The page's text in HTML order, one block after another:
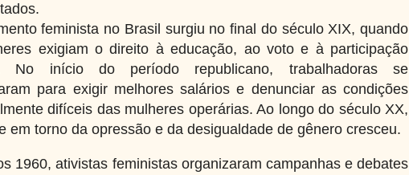
feminista no Brasil surgiu no final do século XIX, quando
exigiam o direito à educação, ao voto e à participação
No início do período republicano, trabalhadoras se
para exigir melhores salários e denunciar as condições
difíceis das mulheres operárias. Ao longo do século XX,
em torno da opressão e da desigualdade de gênero cresceu.
1960, ativistas feministas organizaram campanhas e debates